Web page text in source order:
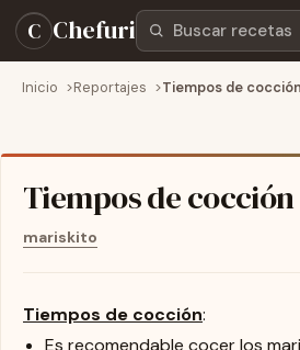
C ChefuriBuscar recetas
Inicio Reportajes Tiempos de
Tiempos de
mariskito
Tiempos de cocción:
Es recomendable cocer los